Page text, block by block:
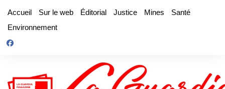
contenu
Accueil Sur le web Éditorial Justice Mines
Santé
Environnement